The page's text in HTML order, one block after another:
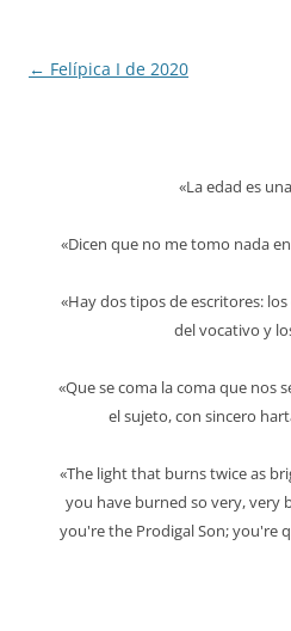
Navegación
← Felípica I de 2020
«La edad es
«Dicen que no me tomo nada
«Hay dos tipos de escritores:
del vocativo y
«Que se coma la coma que nos
el sujeto, con sincero
«The light that burns twice as
you have burned so very, very
you're the Prodigal Son; you're